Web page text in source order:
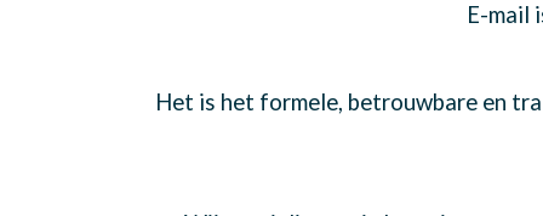
E-mail
Het is het formele, betrouwbare en